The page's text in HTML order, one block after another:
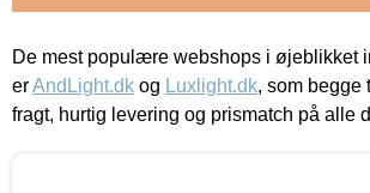
De mest populære webshops i øjeblikket
erAndLight.dk og Luxlight.dk, som begge
fragt, hurtig levering og prismatch på alle